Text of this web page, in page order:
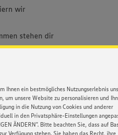
Ihnen ein bestmögliches Nutzungserlebnis
um unsere Website zu personalisieren und
in die Nutzung von Cookies und anderer
in den Privatsphäre-Einstellungen
ÄNDERN”. Bitte beachten Sie, dass auf
Verfügung stehen. Sie haben das Recht, ihre
wir
stehen dir
Kontakt
Ihre